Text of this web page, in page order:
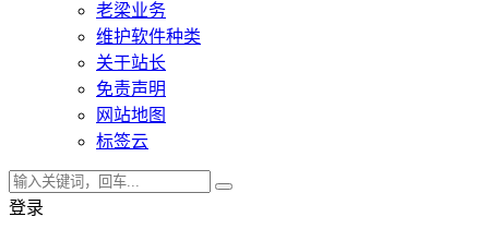
老梁业务
维护软件种类
关于站长
免责声明
网站地图
标签云
登录